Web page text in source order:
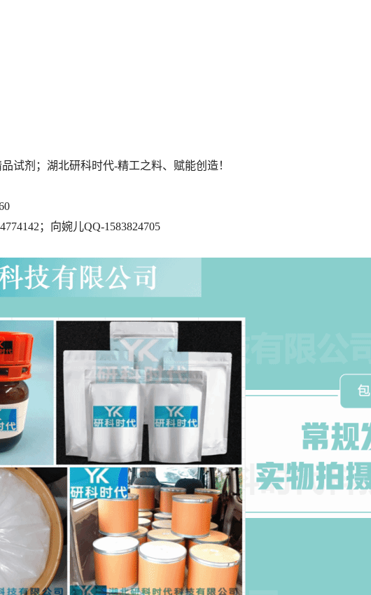
试剂；湖北研科时代-精工之料、赋能创造！
；向婉儿QQ-1583824705